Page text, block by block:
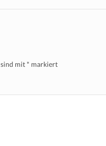
mit * markiert